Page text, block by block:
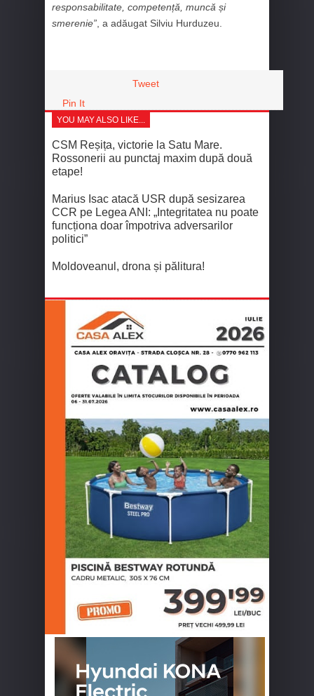
responsabilitate, competență, muncă și
smerenie” , a adăugat Silviu Hurduzeu.
Tweet
Pin It
YOU MAY ALSO LIKE...
CSM Reșița, victorie la Satu Mare.
Rossonerii au punctaj maxim după două
etape!
Marius Isac atacă USR după sesizarea
CCR pe Legea ANI: „Integritatea nu poate
funcționa doar împotriva adversarilor
politici”
Moldoveanul, drona și pălitura!